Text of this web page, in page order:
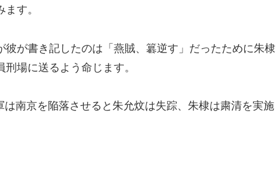
す。
が書き記したのは「燕賊、簒逆す」だったために朱棣
場に送るよう命じます。
南京を陥落させると朱允炆は失踪、朱棣は粛清を実施